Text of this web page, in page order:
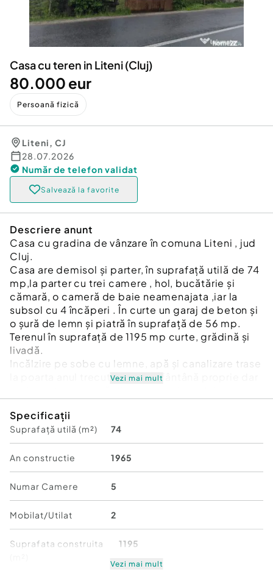
Servicii
Animale de companie
Afaceri și echipamente profesionale
Inchiriere Bunuri si Vehicule
Utilaje agricole si industriale
Piese auto si accesorii
Dacia Duster
Casa cu teren in Liteni (Cluj)
80.000 eur
Persoană fizică
Liteni, CJ
28.07.2026
Număr de telefon validat
Salvează la favorite
Descriere anunt
Casa cu gradina de vânzare în comuna Liteni , jud
Cluj.
Casa are demisol și parter, în suprafață utilă de 74
mp,la parter cu trei camere , hol, bucătărie și
cămară, o cameră de baie neamenajata ,iar la
subsol cu 4 încăperi . În curte un garaj de beton și
o șură de lemn și piatră în suprafață de 56 mp.
Terenul în suprafață de 1195 mp curte, grădină și
livadă.
Incălzire pe sobe cu lemne, apă și canalizare trase
la poarta anul trecut dar are și fântână proprie dar
bucătărie, parchet și mocheta în camere.
Id intern: EXP1319
Număr Băi:1
Curent
Apă
Canalizare
Vezi mai mult
Specificații
Suprafață utilă (m²) 74
An constructie 1965
Numar Camere 5
Mobilat/Utilat 2
Suprafata construita
1195
Vezi mai mult